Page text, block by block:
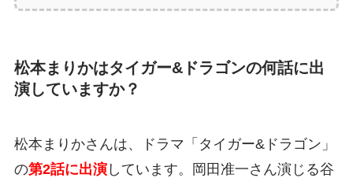
松本まりかはタイガー&ドラゴンの何話に出
演していますか？
松本まりかさんは、ドラマ「タイガー&ドラゴン」
の第2話に出演しています。岡田准一さん演じる谷